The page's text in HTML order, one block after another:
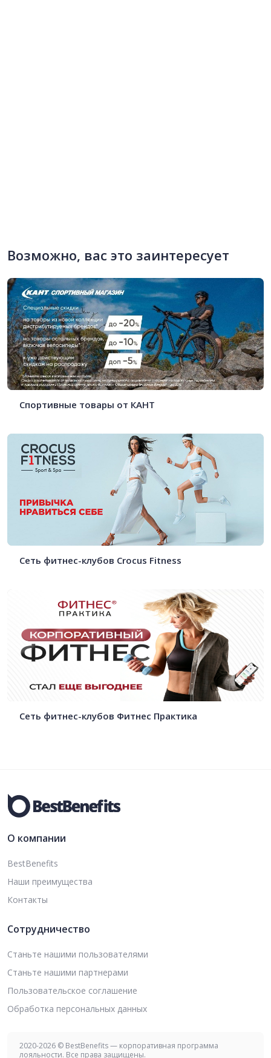
Возможно, вас это заинтересует
Спортивные товары от КАНТ
Сеть фитнес-клубов Crocus Fitness
Сеть фитнес-клубов Фитнес Практика
О компании
BestBenefits
Наши преимущества
Контакты
Сотрудничество
Станьте нашими пользователями
Станьте нашими партнерами
Пользовательское соглашение
Обработка персональных данных
2020-2026 © BestBenefits — корпоративная программа
лояльности. Все права защищены.